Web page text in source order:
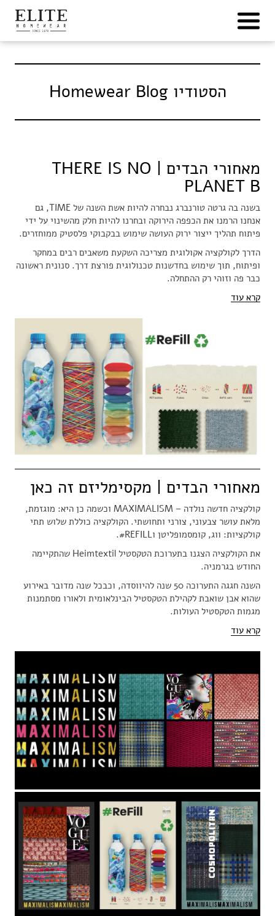
content
הסטודיו Homewear Blog
מאחורי הבדים | THERE IS NO
PLANET B
בשנה בה גרטה טורנברג נבחרה להיות אשת השנה של TIME, גם
אנחנו הרמנו את הכפפה הירוקה ובחרנו להיות חלק מהשינוי על ידי
פיתוח תהליך ייצור ירוק העושה שימוש בבקבוקי פלסטיק ממוחזרים.
הדרך לקולקציה אקולוגית מצריכה השקעת משאבים רבים במחקר
ופיתוח, תוך שימוש בחדשנות טכנולוגית פורצת דרך. סנונית ראשונה
כבר פה וזוהי רק ההתחלה.
קרא עוד
מאחורי הבדים | מקסימליזם זה כאן
קולקציה חדשה נולדה – MAXIMALISM וכשמה כן היא: מוגזמת,
מלאת עושר צבעוני, צורני ותחושתי. הקולקציה כוללת שלוש תתי
קולקציות: ווג, קומסמופליטן וREFILL#.
את הקולקציה הצגנו בתערוכת הטקסטיל Heimtextil שהתקיימה
החודש בגרמניה.
השנה חגגה התערוכה 50 שנה להיווסדה, וכבכל שנה מדובר באירוע
שהוא אבן שואבת לקהילת הטקסטיל הבינלאומית ולאורו מסתמנות
מגמות הטקסטיל העולות.
קרא עוד